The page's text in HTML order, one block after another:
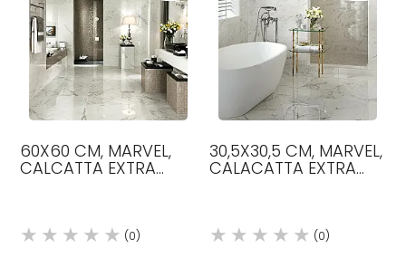
60X60 CM, MARVEL,
CALCATTA EXTRA
(0)
30,5X30,5 CM, MARVEL,
CALACATTA EXTRA
(0)